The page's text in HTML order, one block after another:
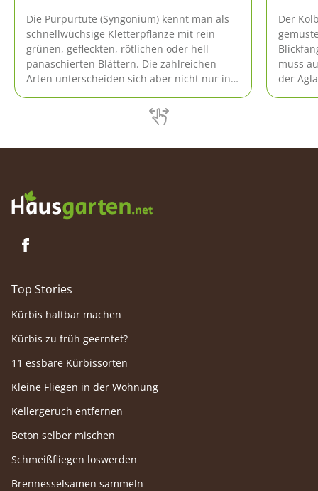
Die Purpurtute (Syngonium) kennt man als
schnellwüchsige Kletterpflanze mit rein
grünen, gefleckten, rötlichen oder hell
panaschierten Blättern. Die zahlreichen
Arten unterscheiden sich aber nicht nur in
Blätter, die sich mit zunehmendem Alter
Der
muss
der
Top Stories
Kürbis haltbar machen
Kürbis zu früh geerntet?
11 essbare Kürbissorten
Kleine Fliegen in der Wohnung
Kellergeruch entfernen
Beton selber mischen
Schmeißfliegen loswerden
Brennesselsamen sammeln